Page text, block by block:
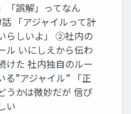
「誤解」ってなん
「アジャイルって計
らしいよ」 ②社内の
ル いにしえから伝わ
けた 社内独自のルー
る”アジャイル” 「正
うかは微妙だが 信ぴ
い